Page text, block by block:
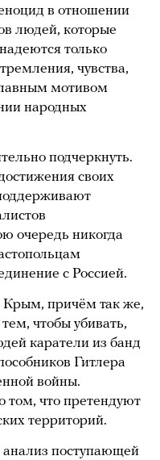
в отношении
людей, которые
только
чувства,
мотивом
народных
подчеркнуть.
своих
очередь никогда
с Россией.
Крым, причём так же,
чтобы убивать,
каратели из банд
Гитлера
войны.
том, что претендуют
территорий.
анализ поступающей